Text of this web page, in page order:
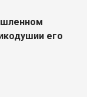
его